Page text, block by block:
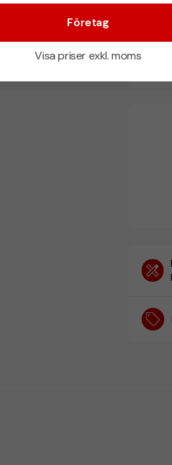
Företag
Visa priser exkl. moms